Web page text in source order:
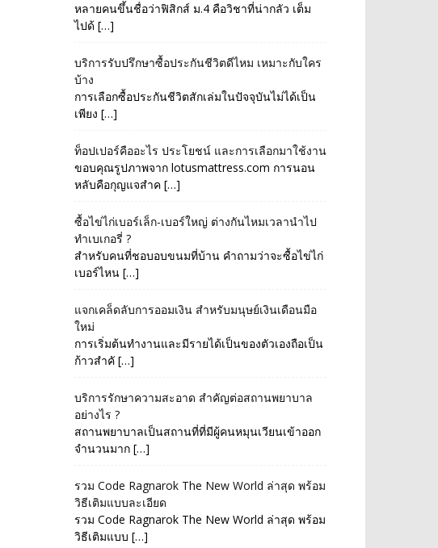
หลายคนขึ้นชื่อว่าฟิสิกส์ ม.4 คือวิชาที่น่ากลัว เต็ม
ไปด้ […]
บริการรับปรึกษาซื้อประกันชีวิตดีไหม เหมาะกับใคร
บ้าง
การเลือกซื้อประกันชีวิตสักเล่มในปัจจุบันไม่ได้เป็น
เพียง […]
ท็อปเปอร์คืออะไร ประโยชน์ และการเลือกมาใช้งาน
ขอบคุณรูปภาพจาก lotusmattress.com การนอน
หลับคือกุญแจสำค […]
ซื้อไข่ไก่เบอร์เล็ก-เบอร์ใหญ่ ต่างกันไหมเวลานำไป
ทำเบเกอรี่ ?
สำหรับคนที่ชอบอบขนมที่บ้าน คำถามว่าจะซื้อไข่ไก่
เบอร์ไหน […]
แจกเคล็ดลับการออมเงิน สำหรับมนุษย์เงินเดือนมือ
ใหม่
การเริ่มต้นทำงานและมีรายได้เป็นของตัวเองถือเป็น
ก้าวสำคั […]
บริการรักษาความสะอาด สำคัญต่อสถานพยาบาล
อย่างไร ?
สถานพยาบาลเป็นสถานที่ที่มีผู้คนหมุนเวียนเข้าออก
จำนวนมาก […]
รวม Code Ragnarok The New World ล่าสุด พร้อม
วิธีเติมแบบละเอียด
รวม Code Ragnarok The New World ล่าสุด พร้อม
วิธีเติมแบบ […]